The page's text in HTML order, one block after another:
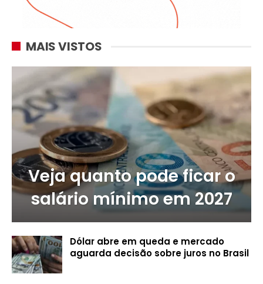
MAIS VISTOS
Veja quanto pode ficar o
salário mínimo em 2027
Dólar abre em queda e mercado
aguarda decisão sobre juros no Brasil